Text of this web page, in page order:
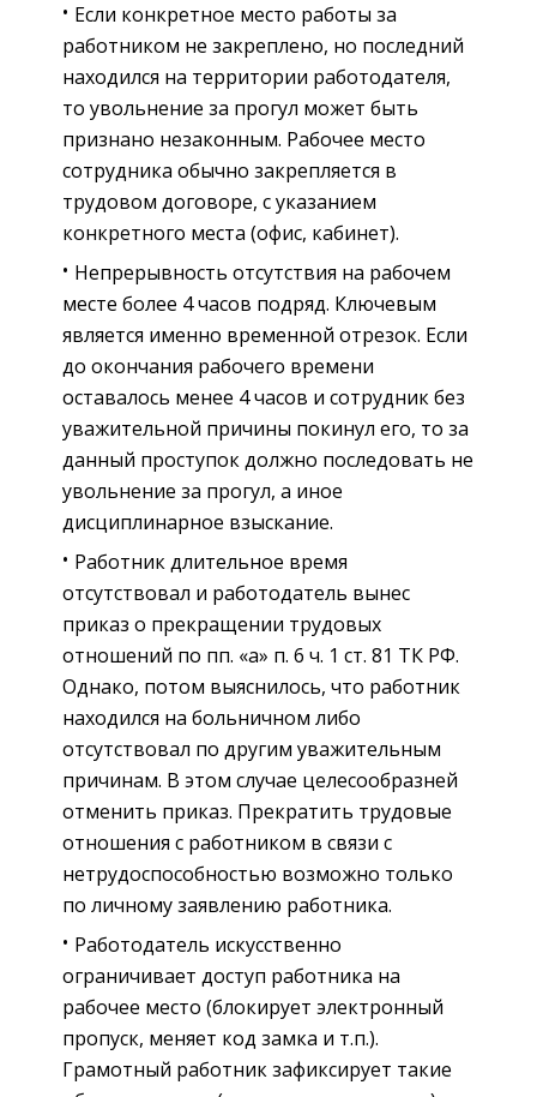
Если конкретное место работы за
работником не закреплено, но последний
находился на территории работодателя,
то увольнение за прогул может быть
признано незаконным. Рабочее место
сотрудника обычно закрепляется в
трудовом договоре, с указанием
конкретного места (офис, кабинет).
Непрерывность отсутствия на рабочем
месте более 4 часов подряд. Ключевым
является именно временной отрезок. Если
до окончания рабочего времени
оставалось менее 4 часов и сотрудник без
уважительной причины покинул его, то за
данный проступок должно последовать не
увольнение за прогул, а иное
дисциплинарное взыскание.
Работник длительное время
отсутствовал и работодатель вынес
приказ о прекращении трудовых
отношений по пп. «а» п. 6 ч. 1 ст. 81 ТК РФ.
Однако, потом выяснилось, что работник
находился на больничном либо
отсутствовал по другим уважительным
причинам. В этом случае целесообразней
отменить приказ. Прекратить трудовые
отношения с работником в связи с
нетрудоспособностью возможно только
по личному заявлению работника.
Работодатель искусственно
ограничивает доступ работника на
рабочее место (блокирует электронный
пропуск, меняет код замка и т.п.).
Грамотный работник зафиксирует такие